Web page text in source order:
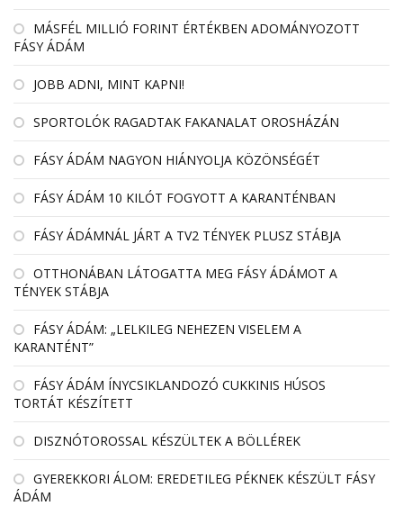
MÁSFÉL MILLIÓ FORINT ÉRTÉKBEN ADOMÁNYOZOTT
FÁSY ÁDÁM
JOBB ADNI, MINT KAPNI!
SPORTOLÓK RAGADTAK FAKANALAT OROSHÁZÁN
FÁSY ÁDÁM NAGYON HIÁNYOLJA KÖZÖNSÉGÉT
FÁSY ÁDÁM 10 KILÓT FOGYOTT A KARANTÉNBAN
FÁSY ÁDÁMNÁL JÁRT A TV2 TÉNYEK PLUSZ STÁBJA
OTTHONÁBAN LÁTOGATTA MEG FÁSY ÁDÁMOT A
TÉNYEK STÁBJA
FÁSY ÁDÁM: „LELKILEG NEHEZEN VISELEM A
KARANTÉNT”
FÁSY ÁDÁM ÍNYCSIKLANDOZÓ CUKKINIS HÚSOS
TORTÁT KÉSZÍTETT
DISZNÓTOROSSAL KÉSZÜLTEK A BÖLLÉREK
GYEREKKORI ÁLOM: EREDETILEG PÉKNEK KÉSZÜLT FÁSY
ÁDÁM